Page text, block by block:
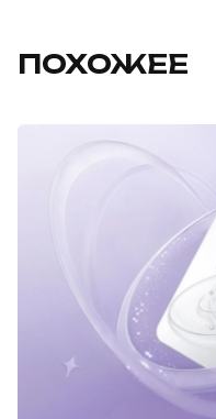
ПОХОЖЕЕ